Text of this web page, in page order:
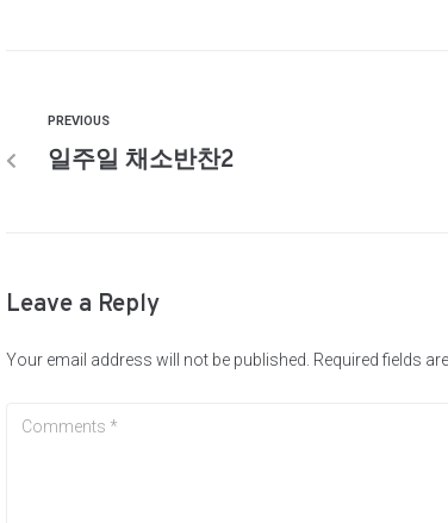
PREVIOUS
일주일 채소반찬2
Leave a Reply
Your email address will not be published. Required fields